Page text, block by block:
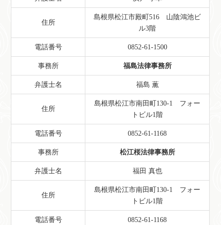
住所
島根県松江市殿町516 山陰鴻池ビ
ル3階
電話番号 0852-61-1500
事務所 福島法律事務所
弁護士名 福島 薫
住所
島根県松江市南田町130-1 フォー
トビル1階
電話番号 0852-61-1168
事務所 松江桜法律事務所
弁護士名 福田 真也
住所
島根県松江市南田町130-1 フォー
トビル1階
電話番号 0852-61-1168